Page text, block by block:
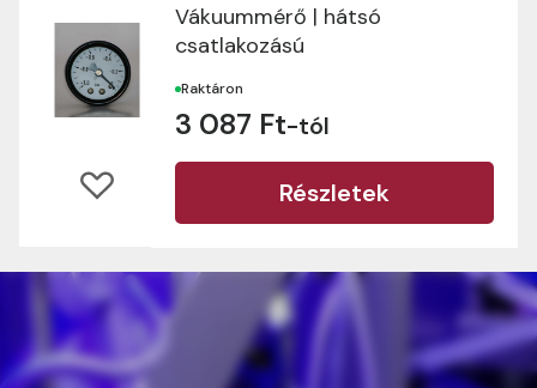
Vákuummérő | hátsó
csatlakozású
Raktáron
3 087 Ft-tól
Részletek